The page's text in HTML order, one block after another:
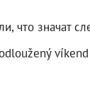
что значат
víkend